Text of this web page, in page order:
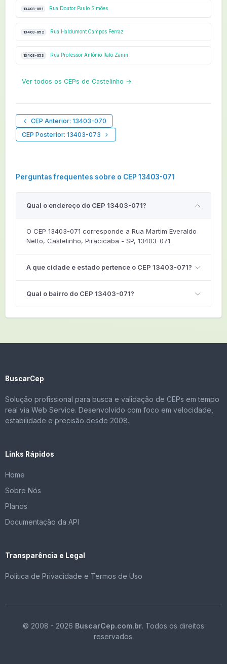
13403-051 Rua Doutor Paulo Simões
13403-052 Rua Haldumont Campos Ferraz
13403-053 Rua Professor Antônio Ítalo Zanin
Ver todos os CEPs de Castelinho →
CEP Anterior: 13403-070
CEP Posterior: 13403-073
Perguntas frequentes sobre o CEP 13403-071
Qual o endereço do CEP 13403-071?
O CEP 13403-071 corresponde a Rua Martim Everaldo
Netto, Castelinho, Piracicaba - SP, 13403-071.
A que cidade e estado pertence o CEP 13403-071?
Qual o bairro do CEP 13403-071?
BuscarCep
Solução profissional para busca e validação de CEPs em tempo
real via Web Service. Desenvolvido com foco em velocidade,
estabilidade e precisão desde 2008.
Links Rápidos
Home
Sobre Nós
Planos
Documentação da API
Transparência e Legal
Política de Privacidade e Termos de Uso
© 2008 - 2026 BuscarCep.com.br. Todos os direitos
reservados.